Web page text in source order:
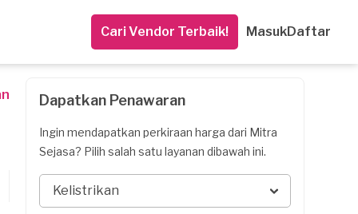
Cari Vendor Terbaik! MasukDaftar
Dapatkan Penawaran
Ingin mendapatkan perkiraan harga dari Mitra
Sejasa? Pilih salah satu layanan dibawah ini.
Kelistrikan